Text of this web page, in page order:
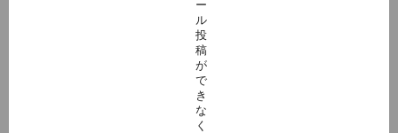
ー
ル
投
稿
が
で
き
な
く